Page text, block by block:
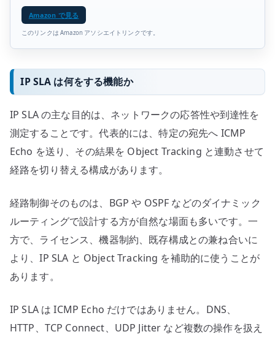
Amazon で見る
このリンクは Amazon アソシエイトリンクです。
IP SLA は何をする機能か
IP SLA の主な目的は、ネットワークの応答性や到達性を
測定することです。代表的には、特定の宛先へ ICMP
Echo を送り、その結果を Object Tracking と連動させて
経路を切り替える構成があります。
経路制御そのものは、BGP や OSPF などのダイナミック
ルーティングで設計する方が自然な場面も多いです。一
方で、ライセンス、機器制約、既存構成との兼ね合いに
より、IP SLA と Object Tracking を補助的に使うことが
あります。
IP SLA は ICMP Echo だけではありません。DNS、
HTTP、TCP Connect、UDP Jitter など複数の操作を扱え